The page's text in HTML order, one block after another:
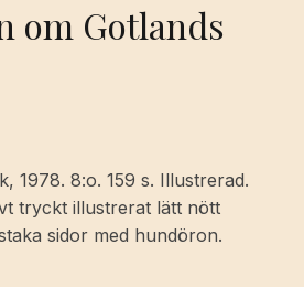
om Gotlands
1978. 8:o. 159 s. Illustrerad.
tryckt illustrerat lätt nött
sidor med hundöron.